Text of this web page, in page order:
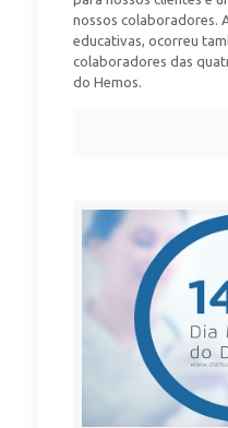
nossos colaboradores.
educativas, ocorreu
colaboradores das
do Hemos.